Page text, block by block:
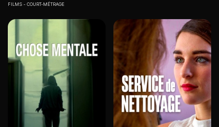
FILMS COURT-MÉTRAGE